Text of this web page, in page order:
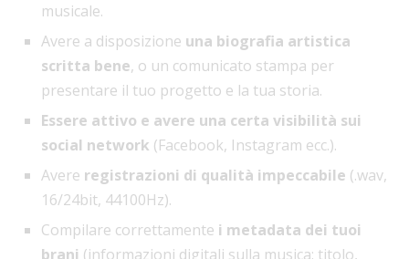
musicale.
Avere a disposizione una biografia artistica
scritta bene, o un comunicato stampa per
presentare il tuo progetto e la tua storia.
Essere attivo e avere una certa visibilità sui
social network (Facebook, Instagram ecc.).
Avere registrazioni di qualità impeccabile (.wav,
16/24bit, 44100Hz).
Compilare correttamente i metadata dei tuoi
brani (informazioni digitali sulla musica: titolo,